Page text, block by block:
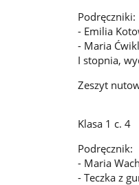
Podręczniki:
- Emilia
- Maria
I stopnia,
Zeszyt
Klasa 1 c. 4
Podręcznik:
- Maria
- Teczka z